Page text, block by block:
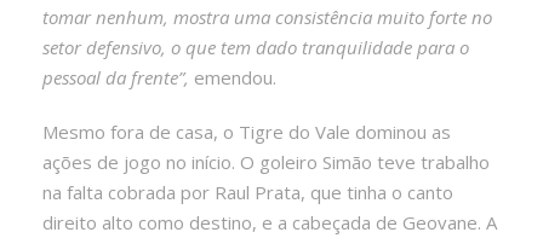
tomar nenhum, mostra uma consistência muito forte no
setor defensivo, o que tem dado tranquilidade para o
pessoal da frente”, emendou.
Mesmo fora de casa, o Tigre do Vale dominou as
ações de jogo no início. O goleiro Simão teve trabalho
na falta cobrada por Raul Prata, que tinha o canto
direito alto como destino, e a cabeçada de Geovane. A